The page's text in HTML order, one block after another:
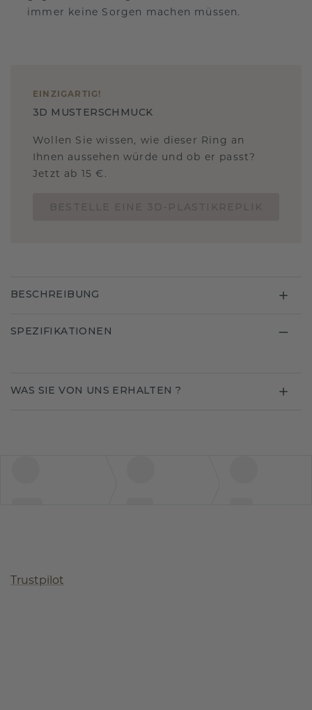
immer keine Sorgen machen müssen.
EINZIGARTIG !
3D MUSTERSCHMUCK
Wollen Sie wissen, wie dieser Ring an
Ihnen aussehen würde und ob er passt?
Jetzt ab 15 €.
BESCHREIBUNG
SPEZIFIKATIONEN
WAS SIE VON UNS ERHALTEN ?
Trustpilot